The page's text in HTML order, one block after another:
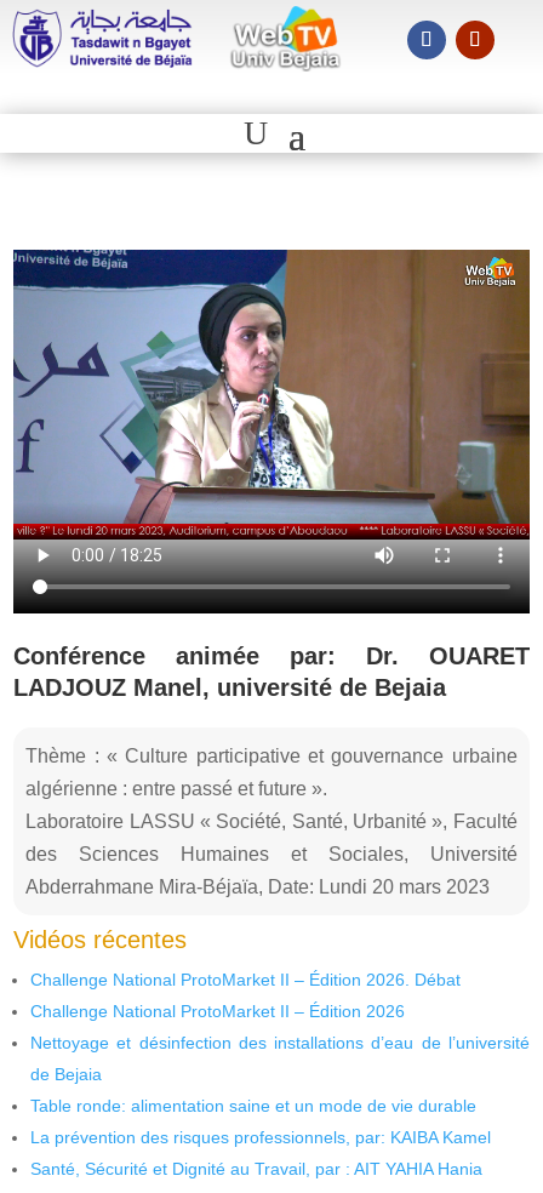
Conférence animée par: Dr. OUARET
LADJOUZ Manel, université de Bejaia
Thème : « Culture participative et gouvernance urbaine
algérienne : entre passé et future ».
Laboratoire LASSU « Société, Santé, Urbanité », Faculté
des Sciences Humaines et Sociales, Université
Abderrahmane Mira-Béjaïa, Date: Lundi 20 mars 2023
Vidéos récentes
Challenge National ProtoMarket II – Édition 2026. Débat
Challenge National ProtoMarket II – Édition 2026
Nettoyage et désinfection des installations d’eau de l’université
de Bejaia
Table ronde: alimentation saine et un mode de vie durable
La prévention des risques professionnels, par: KAIBA Kamel
Santé, Sécurité et Dignité au Travail, par : AIT YAHIA Hania